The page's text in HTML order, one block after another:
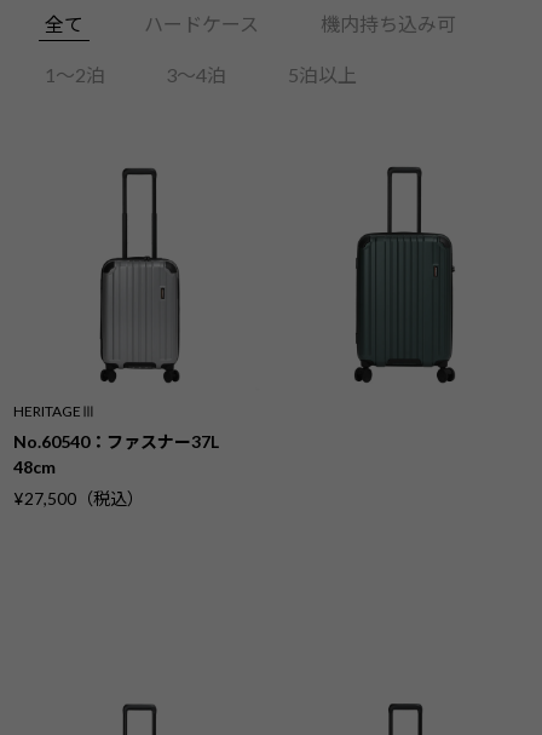
全て
HERITAGEⅢ
No.60540：ファスナー37L
48cm
¥27,500（税込）
¥31,900（税込）
ハードケース 機内持ち込み可
1〜2泊 3〜4泊 5泊以上